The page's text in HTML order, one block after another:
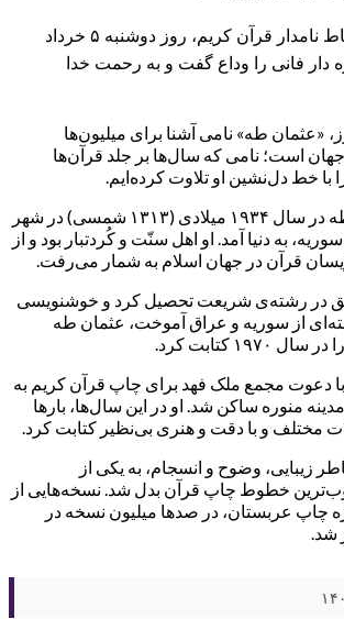
شیخ عثمان طه خطاط نامدار قرآن کریم، روز دوشنبه ۵ خرداد
دار فانی را وداع گفت و به رحمت خدا
«عثمان طه» نامی آشنا برای میلیون‌ها
است؛ نامی که سال‌ها بر جلد قرآن‌ها
با خط دل‌نشین او تلاوت کرده‌ایم.
شیخ عثمان حسین طه در سال ۱۹۳۴ میلادی (۱۳۱۳ شمسی) در شهر
به دنیا آمد. او اهل سنّت و کُردتبار بود و از
قرآن در جهان اسلام به شمار می‌رفت.
در رشته‌ی شریعت تحصیل کرد و خوشنویسی
از سوریه و عراق آموخت، عثمان طه
کتابت کرد.
در دهه‌ی ۱۹۸۰، با دعوت مجمع ملک فهد برای چاپ قرآن کریم به
منوره ساکن شد. او در این سال‌ها، بارها
مختلف و با دقت و هنری بی‌نظیر کتابت کرد.
زیبایی، وضوح و انسجام، به یکی از
خطوط چاپ قرآن بدل شد. نسخه‌هایی از
چاپ عربستان، در صدها میلیون نسخه در
شد.